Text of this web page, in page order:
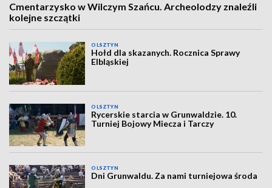
Cmentarzysko w Wilczym Szańcu. Archeolodzy znaleźli
kolejne szczątki
OLSZTYN
Hołd dla skazanych. Rocznica Sprawy
Elbląskiej
OLSZTYN
Rycerskie starcia w Grunwaldzie. 10.
Turniej Bojowy Miecza i Tarczy
OLSZTYN
Dni Grunwaldu. Za nami turniejowa środa